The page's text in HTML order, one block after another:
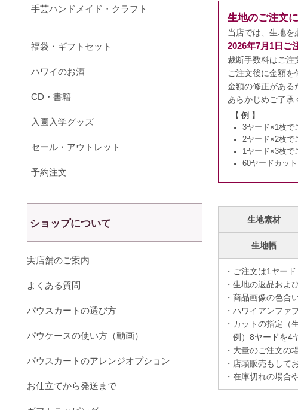
生地のご注文
当店では、生地を
2026年7月1日ご
裁断手数料はご注
ご注文後に金額を
金額の修正がある
あらかじめご了承
【 例 】
3ヤード×1枚で
2ヤード×2枚で
1ヤード×3枚で
60ヤードカッ
生地素材
生地幅
・ご注文は1ヤー
・生地の返品およ
・商品画像の色合
・ハワイアンファ
・カットの指定（
例）8ヤードを4
・大量のご注文の
・店頭販売もして
・在庫切れの場合
手芸ハンドメイド・クラフト
福袋・ギフトセット
ハワイのお酒
CD・書籍
入園入学グッズ
セール・アウトレット
予約注文
ショップについて
実店舗のご案内
よくある質問
パウスカートの選び方
パウケースの使い方（動画）
パウスカートのアレンジオプション
お仕立てから発送まで